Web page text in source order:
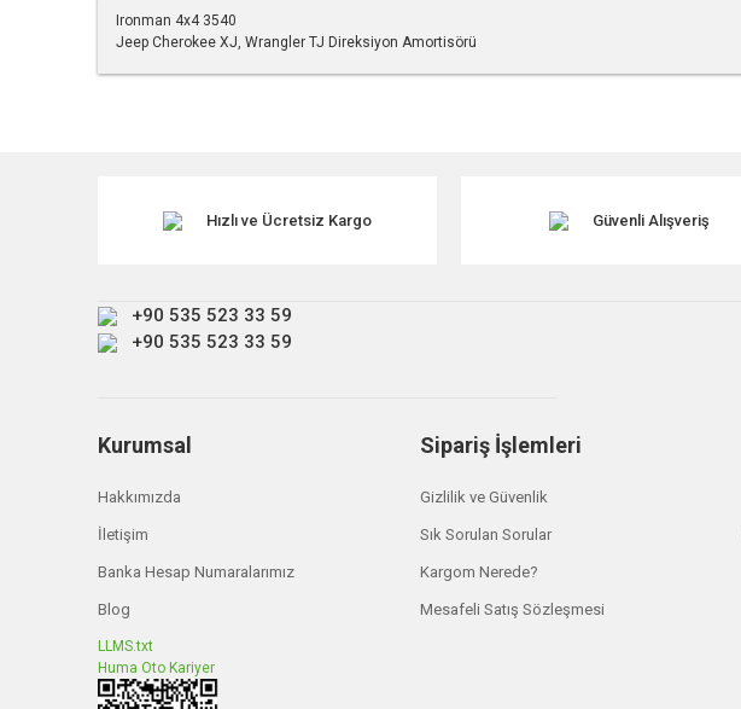
Ironman 4x4 3540
Jeep Cherokee XJ, Wrangler TJ Direksiyon Amortisörü
Ürün açıklamasında eksik bilgiler bulunuyor.
Bu ürüne benzer farklı alternatifler olmalı.
Hızlı ve Ücretsiz Kargo Güvenli Alışveriş
+90 535 523 33 59
+90 535 523 33 59
Kurumsal
Hakkımızda
İletişim
Banka Hesap Numaralarımız
Blog
LLMS.txt
Huma Oto Kariyer
Sipariş İşlemleri
Gizlilik ve Güvenlik
Sık Sorulan Sorular
Kargom Nerede?
Mesafeli Satış Sözleşmesi